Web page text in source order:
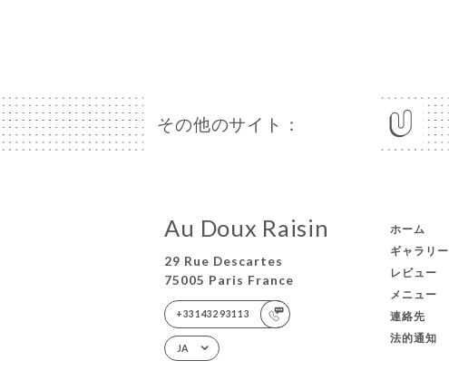
その他のサイト：
Au Doux Raisin
29 Rue Descartes
75005 Paris France
+33143293113
JA
ホーム
ギャラリー
レビュー
メニュー
連絡先
法的通知